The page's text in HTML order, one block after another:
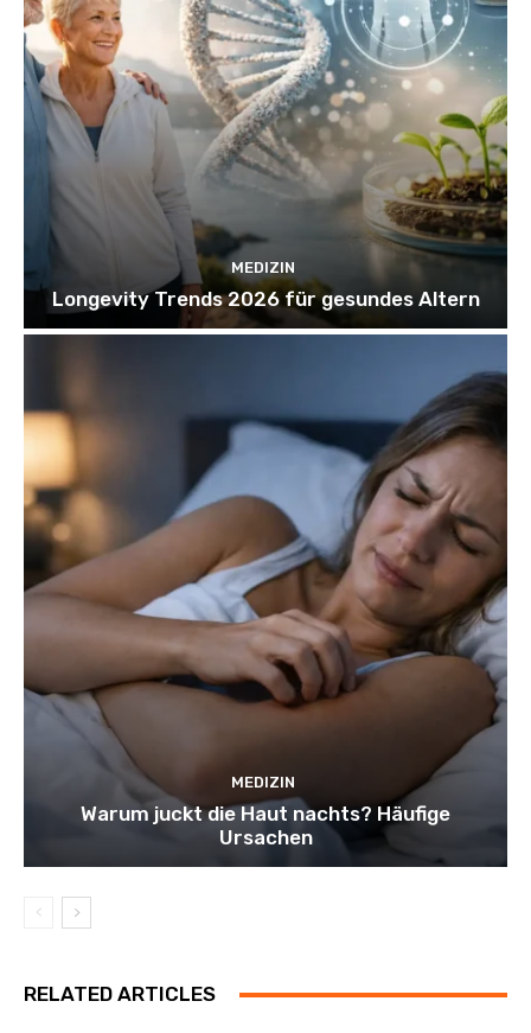
MEDIZIN
Longevity Trends 2026 für gesundes Altern
MEDIZIN
Warum juckt die Haut nachts? Häufige
Ursachen
RELATED ARTICLES